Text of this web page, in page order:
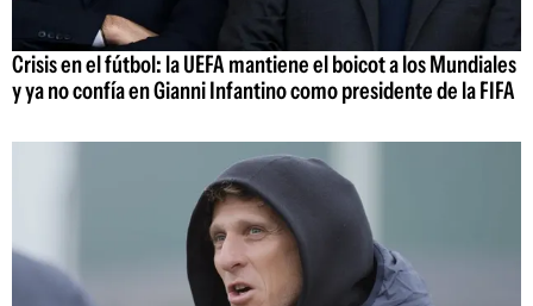
Crisis en el fútbol: la UEFA mantiene el boicot a los Mundiales
y ya no confía en Gianni Infantino como presidente de la FIFA